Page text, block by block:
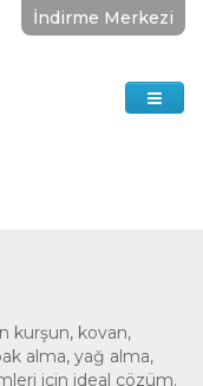
İndirme Merkezi
kurşun, kovan,
alma, yağ alma,
için ideal çözüm.